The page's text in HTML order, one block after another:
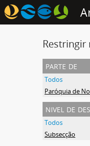
parte de
Todos
nivel de
Todos
Subsecção